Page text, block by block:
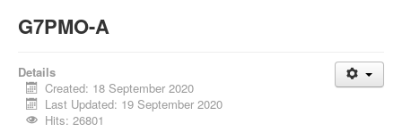
G7PMO-A
Details
Created: 18 September 2020
Last Updated: 19 September 2020
Hits: 26801